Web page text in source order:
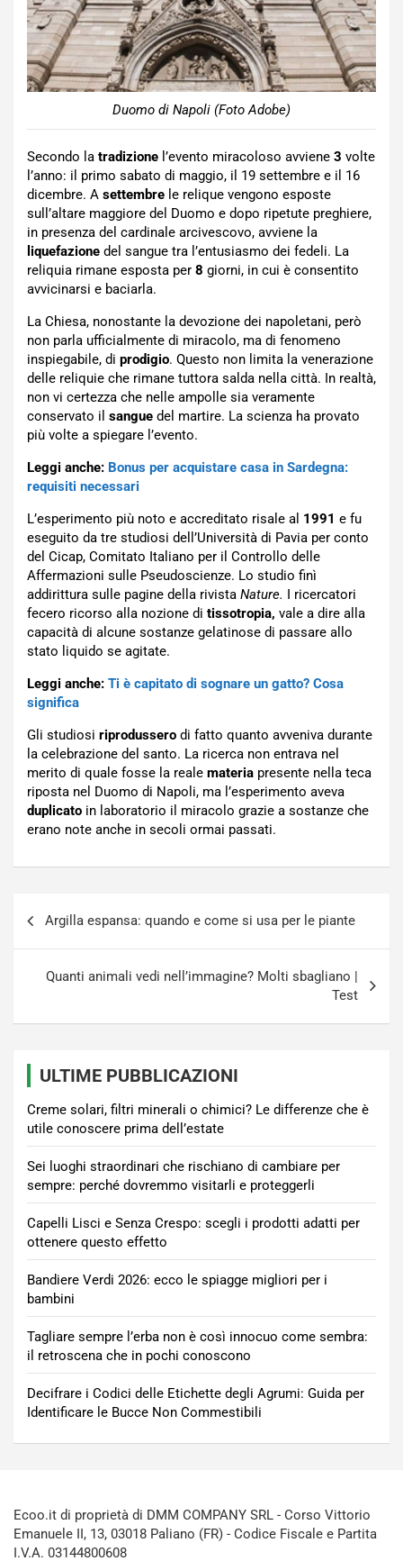
Duomo di Napoli (Foto Adobe)
Secondo la tradizione l’evento miracoloso avviene 3 volte
l’anno: il primo sabato di maggio, il 19 settembre e il 16
dicembre. A settembre le relique vengono esposte
sull’altare maggiore del Duomo e dopo ripetute preghiere,
in presenza del cardinale arcivescovo, avviene la
liquefazione del sangue tra l’entusiasmo dei fedeli. La
reliquia rimane esposta per 8 giorni, in cui è consentito
avvicinarsi e baciarla.
La Chiesa, nonostante la devozione dei napoletani, però
non parla ufficialmente di miracolo, ma di fenomeno
inspiegabile, di prodigio. Questo non limita la venerazione
delle reliquie che rimane tuttora salda nella città. In realtà,
non vi certezza che nelle ampolle sia veramente
conservato il sangue del martire. La scienza ha provato
più volte a spiegare l’evento.
Leggi anche: Bonus per acquistare casa in Sardegna:
requisiti necessari
L’esperimento più noto e accreditato risale al 1991 e fu
eseguito da tre studiosi dell’Università di Pavia per conto
del Cicap, Comitato Italiano per il Controllo delle
Affermazioni sulle Pseudoscienze. Lo studio finì
addirittura sulle pagine della rivista Nature.
I ricercatori
fecero ricorso alla nozione di tissotropia, vale a dire alla
capacità di alcune sostanze gelatinose di passare allo
stato liquido se agitate.
Leggi anche: Ti è capitato di sognare un gatto? Cosa
significa
Gli studiosi riprodussero di fatto quanto avveniva durante
la celebrazione del santo. La ricerca non entrava nel
merito di quale fosse la reale materia presente nella teca
riposta nel Duomo di Napoli, ma l’esperimento aveva
duplicato in laboratorio il miracolo grazie a sostanze che
erano note anche in secoli ormai passati.
articoli
Argilla espansa: quando e come si usa per le piante
Quanti animali vedi nell’immagine? Molti sbagliano |
Test
ULTIME PUBBLICAZIONI
Creme solari, filtri minerali o chimici? Le differenze che è
utile conoscere prima dell’estate
Sei luoghi straordinari che rischiano di cambiare per
sempre: perché dovremmo visitarli e proteggerli
Capelli Lisci e Senza Crespo: scegli i prodotti adatti per
ottenere questo effetto
Bandiere Verdi 2026: ecco le spiagge migliori per i
bambini
Tagliare sempre l’erba non è così innocuo come sembra:
il retroscena che in pochi conoscono
Decifrare i Codici delle Etichette degli Agrumi: Guida per
Identificare le Bucce Non Commestibili
Ecoo.it di proprietà di DMM COMPANY SRL - Corso Vittorio
Emanuele II, 13, 03018 Paliano (FR) - Codice Fiscale e Partita
I.V.A. 03144800608